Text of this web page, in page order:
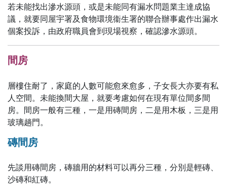
若未能找出滲水源頭，或是未能同有漏水問題業主達成協
議，就要同屋宇署及食物環境衞生署的聯合辦事處作出漏水
個案投訴，由政府職員會到現場視察，確認滲水源頭。
間房
層樓住耐了，家庭的人數可能愈來愈多，子女長大亦要有私
人空間。未能換間大屋，就要考慮如何在現有單位間多間
房。間房一般有三種，一是用磚間房，二是用木板，三是用
玻璃趟門。
磚間房
先談用磚間房，磚牆用的材料可以再分三種，分別是輕磚、
沙磚和紅磚。